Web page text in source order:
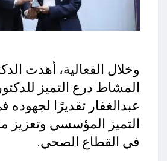
وخلال الفعالية، أهدت
المشاط درع التميز
عبدالغفار تقديرًا
التميز المؤسسي وتعزيز
في القطاع الصحي.